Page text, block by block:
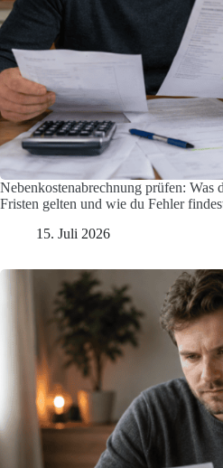
Nebenkostenabrechnung prüfen: Was
Fristen gelten und wie du Fehler
15. Juli 2026